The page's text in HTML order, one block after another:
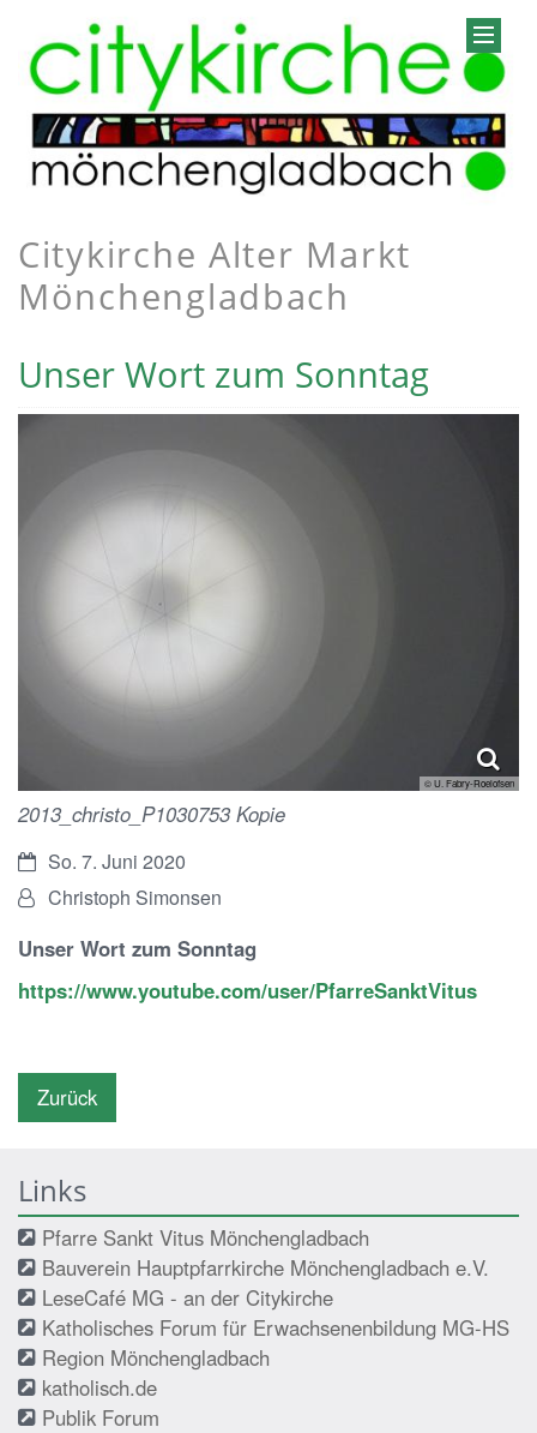
Citykirche Alter Markt
Mönchengladbach
Unser Wort zum Sonntag
© U. Fabry-Roelofsen
2013_christo_P1030753 Kopie
Datum:So. 7. Juni 2020
Von:Christoph Simonsen
Unser Wort zum Sonntag
https://www.youtube.com/user/PfarreSanktVitus
Zurück
Links
Pfarre Sankt Vitus Mönchengladbach
Bauverein Hauptpfarrkirche Mönchengladbach e.V.
LeseCafé MG - an der Citykirche
Katholisches Forum für Erwachsenenbildung MG-HS
Region Mönchengladbach
katholisch.de
Publik Forum